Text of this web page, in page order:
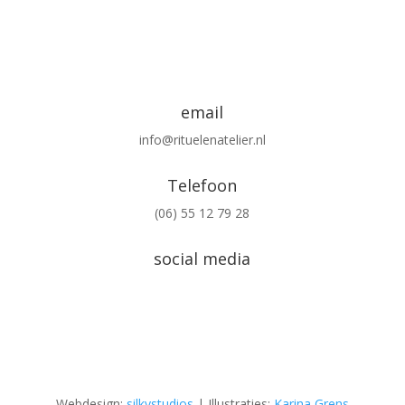
email
info@rituelenatelier.nl
Telefoon
(06) 55 12 79 28
social media